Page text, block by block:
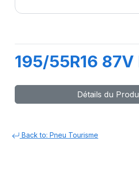
195/55R16 87V
Détails du
Back to: Pneu Tourisme